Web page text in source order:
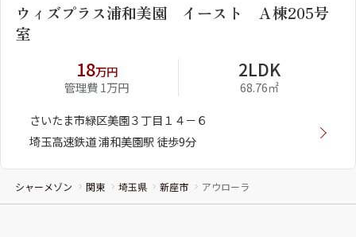
ウィズプラス浦和美園 イースト Ａ棟205号
室
18万円
管理費 1万円
2LDK
68.76㎡
さいたま市緑区美園３丁目１４－６
埼玉高速鉄道 浦和美園駅 徒歩9分
シャーメゾン 関東 埼玉県 新座市 アウローラ